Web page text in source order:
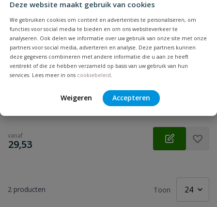
Deze website maakt gebruik van cookies
We gebruiken cookies om content en advertenties te personaliseren, om
functies voor social media te bieden en om ons websiteverkeer te
analyseren. Ook delen we informatie over uw gebruik van onze site met onze
partners voor social media, adverteren en analyse. Deze partners kunnen
deze gegevens combineren met andere informatie die u aan ze heeft
verstrekt of die ze hebben verzameld op basis van uw gebruik van hun
services. Lees meer in ons cookiebeleid.
Weigeren Accepteren
vanaf
€
29,53
2 producten Toon